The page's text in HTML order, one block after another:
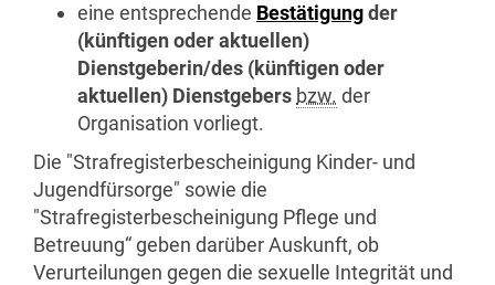
eine entsprechende Bestätigungder
(künftigen oder aktuellen)
Dienstgeberin/des (künftigen oder
aktuellen) Dienstgebers bzw. der
Organisation vorliegt.
Die "Strafregisterbescheinigung Kinder- und
Jugendfürsorge" sowie die
"Strafregisterbescheinigung Pflege und
Betreuung“ geben darüber Auskunft, ob
Verurteilungen gegen die sexuelle Integrität und